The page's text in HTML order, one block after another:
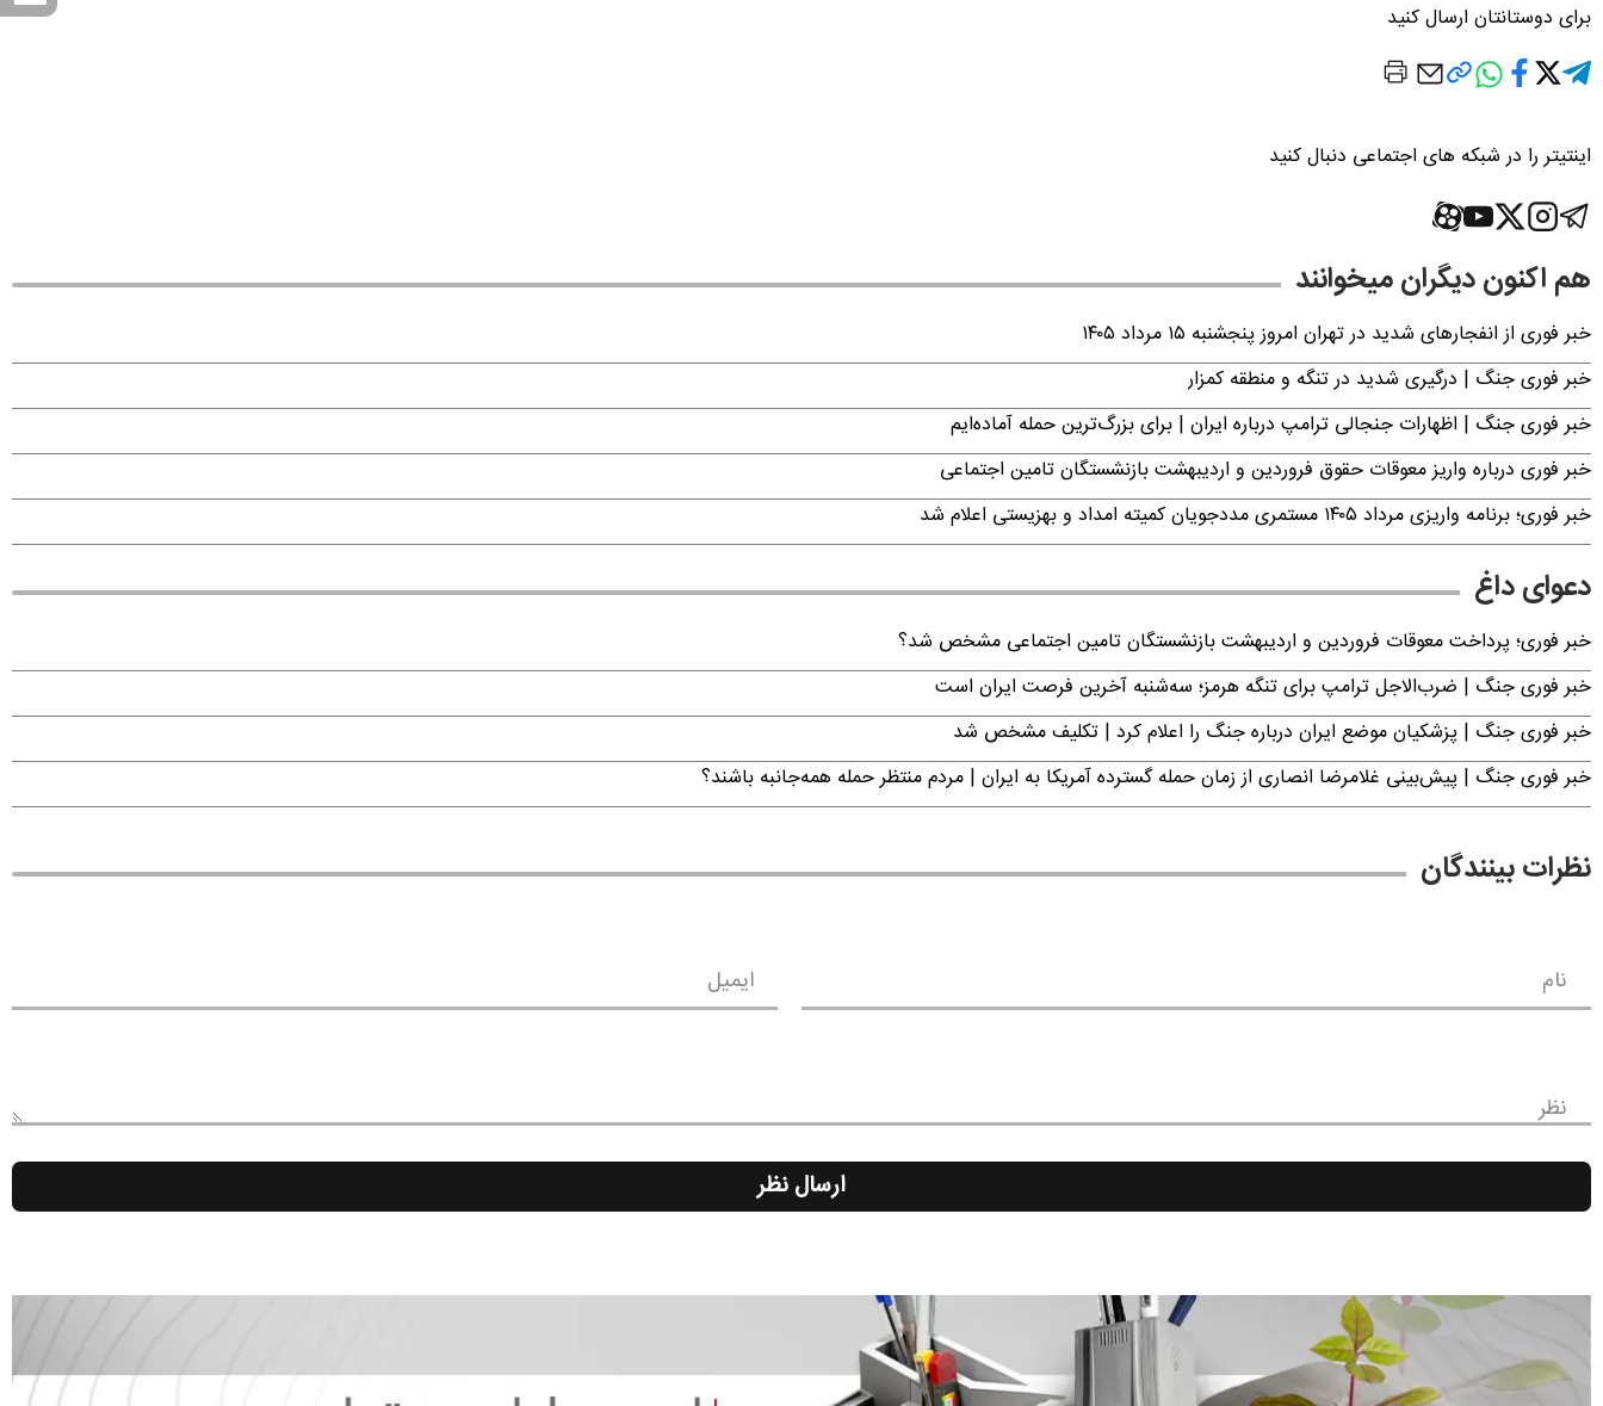
برای دوستانتان ارسال کنید
اینتیتر را در شبکه های اجتماعی دنبال کنید
هم اکنون دیگران میخوانند
خبر فوری از انفجارهای شدید در تهران امروز پنجشنبه ۱۵ مرداد ۱۴۰۵
خبر فوری جنگ | درگیری شدید در تنگه و منطقه کمزار
خبر فوری جنگ | اظهارات جنجالی ترامپ درباره ایران | برای بزرگ‌ترین حمله آماده‌ایم
خبر فوری درباره واریز معوقات حقوق فروردین و اردیبهشت بازنشستگان تامین اجتماعی
خبر فوری؛ برنامه واریزی مرداد ۱۴۰۵ مستمری مددجویان کمیته امداد و بهزیستی اعلام شد
دعوای داغ
خبر فوری؛ پرداخت معوقات فروردین و اردیبهشت بازنشستگان تامین اجتماعی مشخص شد؟
خبر فوری جنگ | ضرب‌الاجل ترامپ برای تنگه هرمز؛ سه‌شنبه آخرین فرصت ایران است
خبر فوری جنگ | پزشکیان موضع ایران درباره جنگ را اعلام کرد | تکلیف مشخص شد
خبر فوری جنگ | پیش‌بینی غلامرضا انصاری از زمان حمله گسترده آمریکا به ایران | مردم منتظر حمله همه‌جانبه باشند؟
نظرات بینندگان
نام ایمیل
نظر
ارسال نظر